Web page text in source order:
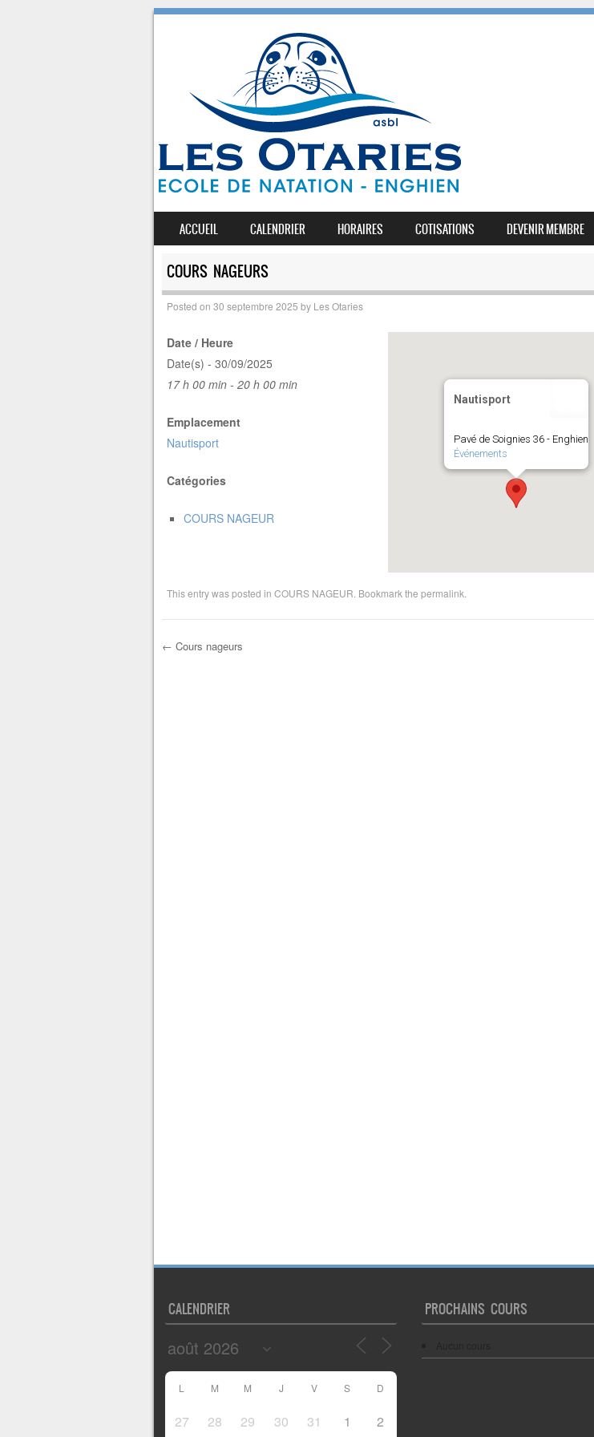
MENU
SKIP TO CONTENT
ACCUEIL CALENDRIER HORAIRES COTISATIONS DEVENIR MEMBRE
COURS NAGEURS
Posted on 30 septembre 2025 by Les Otaries
Nautisport
Pavé de Soignies 36 - Enghien
Événements
Date / Heure
Date(s) - 30/09/2025
17 h 00 min - 20 h 00 min
Emplacement
Nautisport
Catégories
COURS NAGEUR
This entry was posted in COURS NAGEUR . Bookmark the permalink
← Cours nageurs
CALENDRIER
L M M J V S D
27 28 29 30 31 1 2
PROCHAINS COURS